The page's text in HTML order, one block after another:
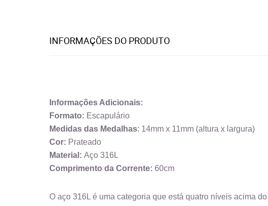
INFORMAÇÕES DO PRODUTO
Informações Adicionais:
Formato: Escapulário
Medidas das Medalhas: 14mm x 11mm (altura x largura)
Cor: Prateado
Material: Aço 316L
Comprimento da Corrente: 60cm
O aço 316L é uma categoria que está quatro níveis acima